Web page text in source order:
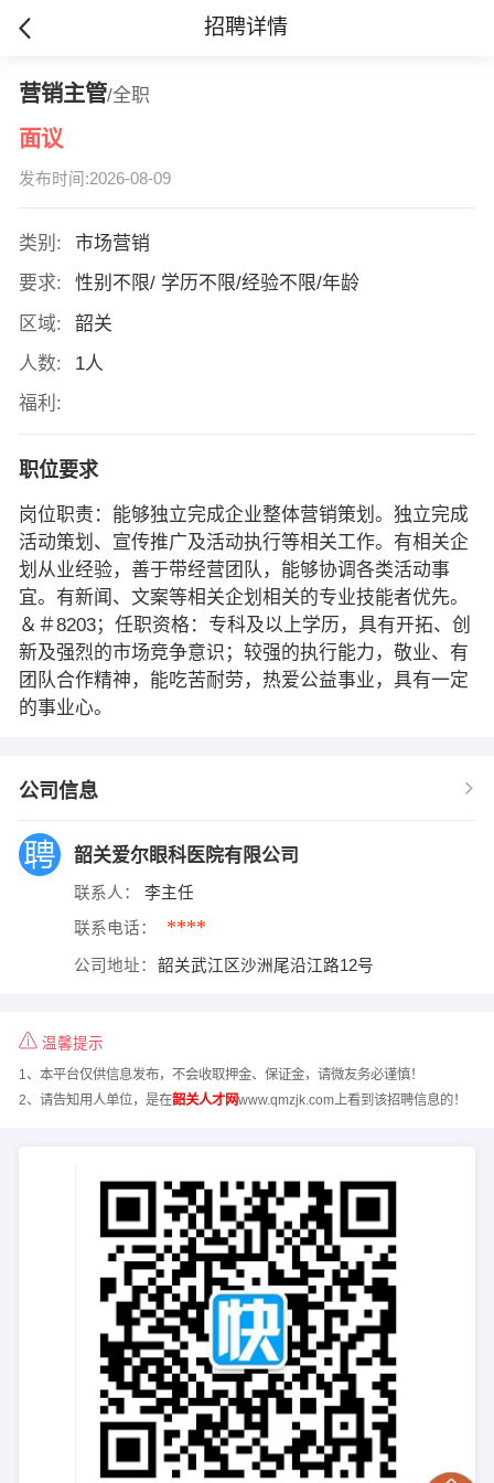
招聘详情
营销主管/全职
面议
发布时间:2026-08-09
类别:
市场营销
要求:
性别不限/ 学历不限/经验不限/年龄
区域:
韶关
人数:
1人
福利:
职位要求
岗位职责：能够独立完成企业整体营销策划。独立完成
活动策划、宣传推广及活动执行等相关工作。有相关企
划从业经验，善于带经营团队，能够协调各类活动事
宜。有新闻、文案等相关企划相关的专业技能者优先。
＆＃8203；任职资格：专科及以上学历，具有开拓、创
新及强烈的市场竞争意识；较强的执行能力，敬业、有
团队合作精神，能吃苦耐劳，热爱公益事业，具有一定
的事业心。
公司信息
韶关爱尔眼科医院有限公司
联系人： 李主任
联系电话： ****
公司地址： 韶关武江区沙洲尾沿江路12号
温馨提示
1、本平台仅供信息发布，不会收取押金、保证金，请微友务必谨慎！
2、请告知用人单位，是在韶关人才网www.qmzjk.com上看到该招聘信息的！